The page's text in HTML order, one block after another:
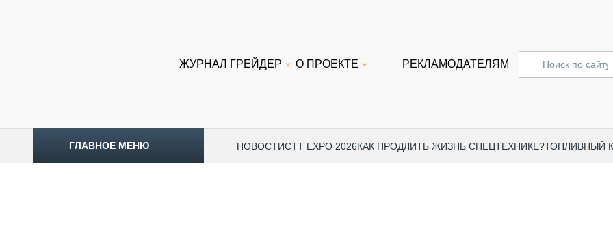
ЖУРНАЛ ГРЕЙДЕР О ПРОЕКТЕ РЕКЛАМОДАТЕЛЯМ
ГЛАВНОЕ МЕНЮ НОВОСТИCTT EXPO 2026КАК ПРОДЛИТЬ ЖИЗНЬ СПЕЦТЕХНИКЕ?ТОПЛИВНЫЙ